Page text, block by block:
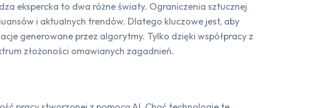
ekspercka to dwa różne światy. Ograniczenia sztucznej
i aktualnych trendów. Dlatego kluczowe jest, aby
generowane przez algorytmy. Tylko dzięki współpracy z
złożoności omawianych zagadnień.